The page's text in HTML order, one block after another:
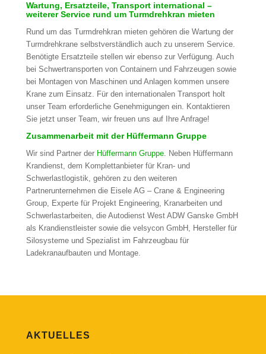
Wartung, Ersatzteile, Transport international –
weiterer Service rund um Turmdrehkran mieten
Rund um das Turmdrehkran mieten gehören die Wartung der
Turmdrehkrane selbstverständlich auch zu unserem Service.
Benötigte Ersatzteile stellen wir ebenso zur Verfügung. Auch
bei Schwertransporten von Containern und Fahrzeugen sowie
bei Montagen von Maschinen und Anlagen kommen unsere
Krane zum Einsatz. Für den internationalen Transport holt
unser Team erforderliche Genehmigungen ein. Kontaktieren
Sie jetzt unser Team, wir freuen uns auf Ihre Anfrage!
Zusammenarbeit mit der Hüffermann Gruppe
Wir sind Partner der Hüffermann Gruppe. Neben Hüffermann
Krandienst, dem Komplettanbieter für Kran- und
Schwerlastlogistik, gehören zu den weiteren
Partnerunternehmen die Eisele AG – Crane & Engineering
Group, Experte für Projekt Engineering, Kranarbeiten und
Schwerlastarbeiten, die Autodienst West ADW Ganske GmbH
als Krandienstleister sowie die velsycon GmbH, Hersteller für
Silosysteme und Spezialist im Fahrzeugbau für
Ladekranaufbauten und Montage.
AKTUELLES